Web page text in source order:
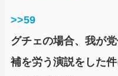
>>59
グチェの場合、我が
補を労う演説をした